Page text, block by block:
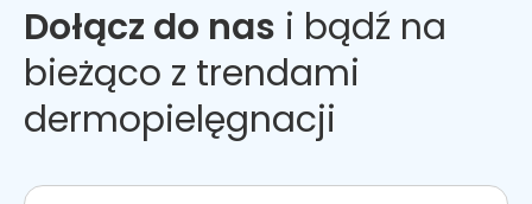
Dołącz do nas i bądź na
bieżąco z trendami
dermopielęgnacji